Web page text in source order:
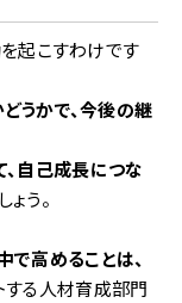
起こすわけです
うかで、今後の継
自己成長につな
ょう。
高めることは、
する人材育成部門